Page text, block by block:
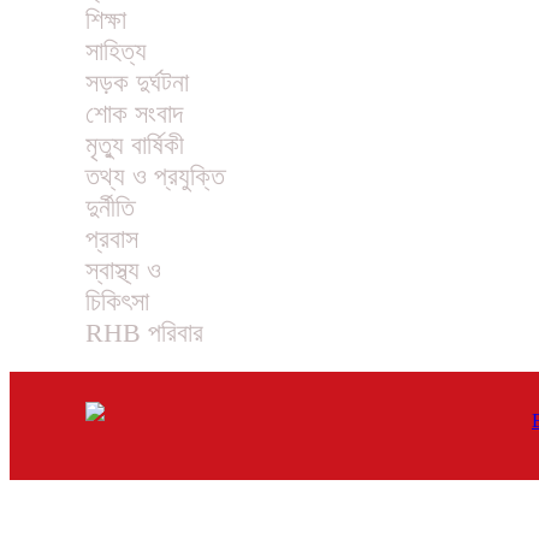
শিক্ষা
সাহিত্য
সড়ক দুর্ঘটনা
শোক সংবাদ
মৃত্যু বার্ষিকী
তথ্য ও প্রযুক্তি
দুর্নীতি
প্রবাস
স্বাস্থ্য ও
চিকিৎসা
RHB পরিবার